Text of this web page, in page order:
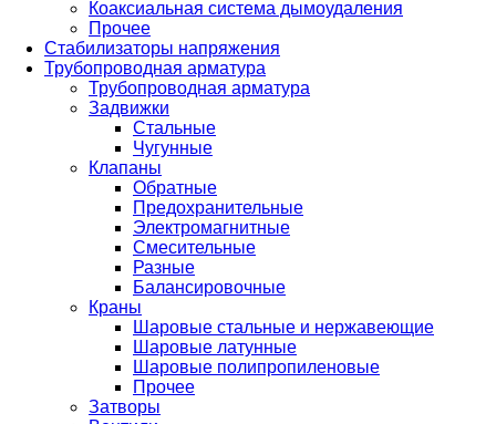
Коаксиальная система дымоудаления
Прочее
Стабилизаторы напряжения
Трубопроводная арматура
Трубопроводная арматура
Задвижки
Стальные
Чугунные
Клапаны
Обратные
Предохранительные
Электромагнитные
Смесительные
Разные
Балансировочные
Краны
Шаровые стальные и нержавеющие
Шаровые латунные
Шаровые полипропиленовые
Прочее
Затворы